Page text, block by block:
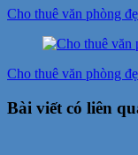
Cho thuê văn phòng
Cho thuê văn phòng
Bài viết có liên